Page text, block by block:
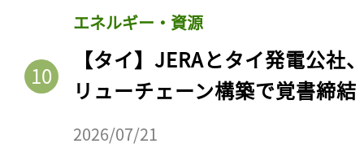
エネルギー・資源
【タイ】JERAとタイ発電公社
リューチェーン構築で覚書締結
2026/07/21